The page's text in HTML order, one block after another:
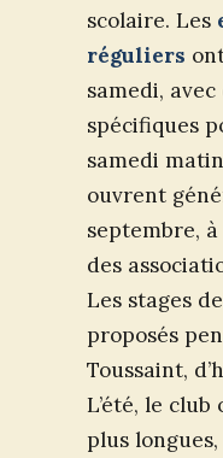
scolaire. Les
réguliers
samedi,
spécifiques
samedi
ouvrent
septembre,
des
Les stages
proposés
Toussaint,
L’été, le
plus